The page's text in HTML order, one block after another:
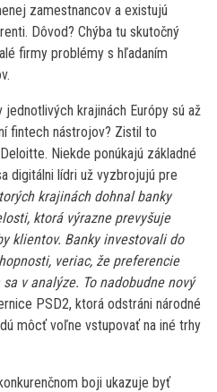
zamestnancov a existujú
Dôvod? Chýba tu skutočný
firmy problémy s hľadaním
krajinách Európy sú až
fintech nástrojov? Zistil to
Niekde ponúkajú základné
digitálni lídri už vyzbrojujú pre
krajinách dohnal banky
ktorá výrazne prevyšuje
klientov. Banky investovali do
veriac, že preferencie
v analýze. To nadobudne nový
PSD2, ktorá odstráni národné
môcť voľne vstupovať na iné trhy
boji ukazuje byť